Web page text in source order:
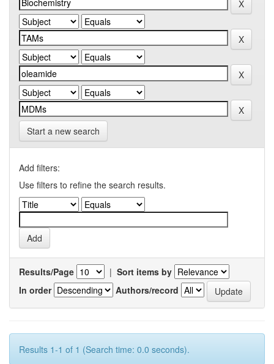
Start a new search
Add filters:
Use filters to refine the search results.
Results/Page | Sort items by
In order
Authors/record
Results 1-1 of 1 (Search time: 0.0 seconds).